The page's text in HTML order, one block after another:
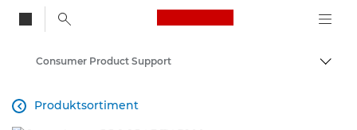
Canon Logo, back
Skift
Consumer Product Support
Produktsortiment
